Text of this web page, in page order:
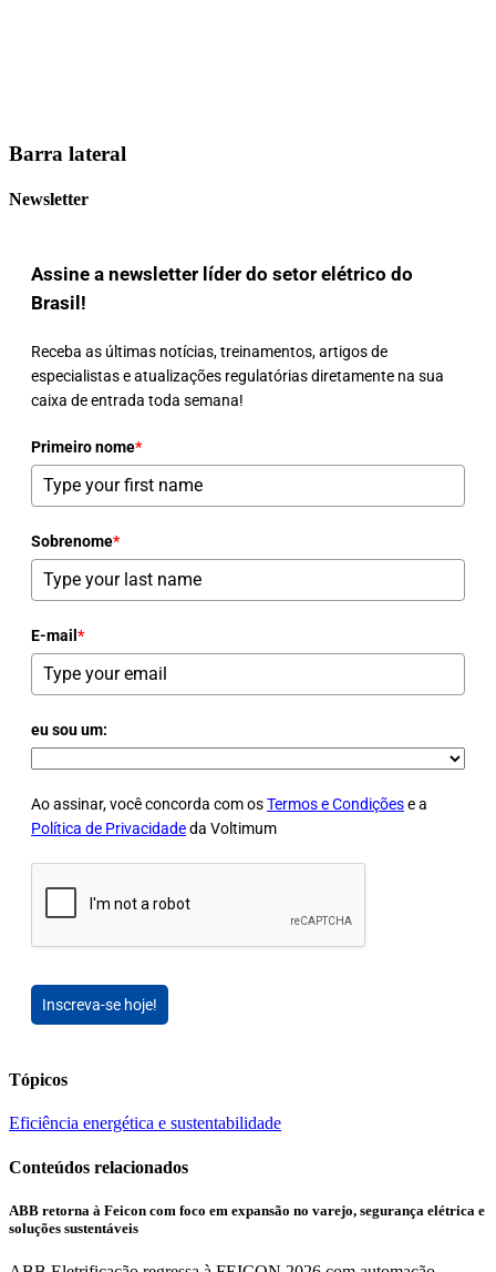
Barra lateral
Newsletter
Assine a newsletter líder do setor elétrico do
Brasil!
Receba as últimas notícias, treinamentos, artigos de
especialistas e atualizações regulatórias diretamente na sua
caixa de entrada toda semana!
Primeiro nome*
Sobrenome*
E-mail *
eu sou um:
Ao assinar, você concorda com osTermos e Condiçõese a
Política de Privacidadeda Voltimum
Inscreva-se hoje!
Tópicos
Eficiência energética e sustentabilidade
Conteúdos relacionados
ABB retorna à Feicon com foco em expansão no varejo, segurança elétrica e
soluções sustentáveis